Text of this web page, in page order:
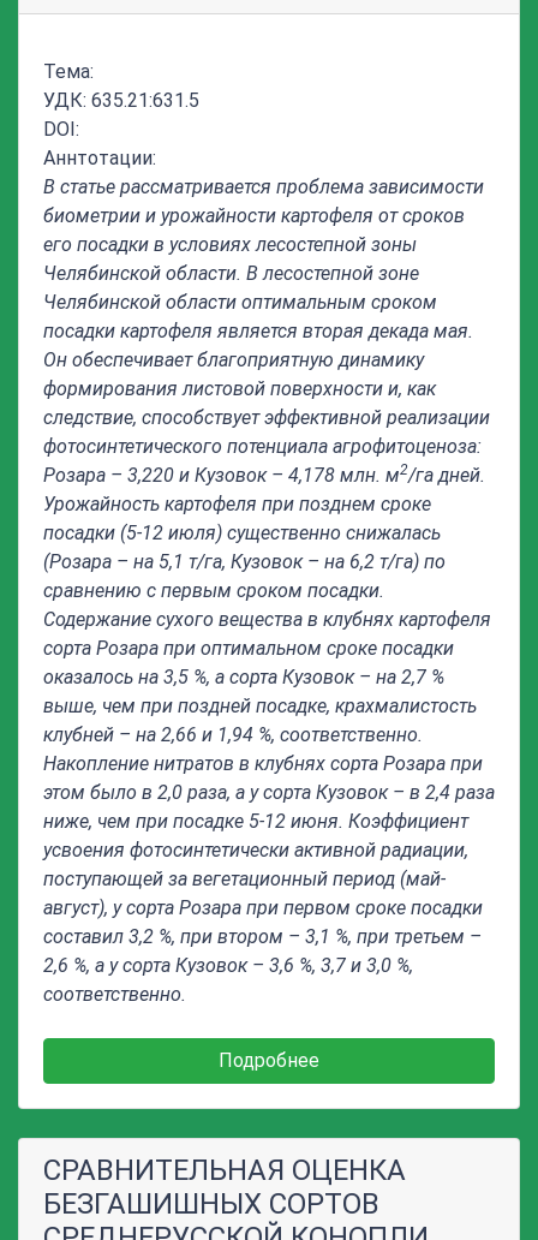
Тема:
УДК: 635.21:631.5
DOI:
Аннтотации:
В статье рассматривается проблема зависимости
биометрии и урожайности картофеля от сроков
его посадки в условиях лесостепной зоны
Челябинской области. В лесостепной зоне
Челябинской области оптимальным сроком
посадки картофеля является вторая декада мая.
Он обеспечивает благоприятную динамику
формирования листовой поверхности и, как
следствие, способствует эффективной реализации
фотосинтетического потенциала агрофитоценоза:
Розара – 3,220 и Кузовок – 4,178 млн. м2/га дней.
Урожайность картофеля при позднем сроке
посадки (5-12 июля) существенно снижалась
(Розара – на 5,1 т/га, Кузовок – на 6,2 т/га) по
сравнению с первым сроком посадки.
Содержание сухого вещества в клубнях картофеля
сорта Розара при оптимальном сроке посадки
оказалось на 3,5 %, а сорта Кузовок – на 2,7 %
выше, чем при поздней посадке, крахмалистость
клубней – на 2,66 и 1,94 %, соответственно.
Накопление нитратов в клубнях сорта Розара при
этом было в 2,0 раза, а у сорта Кузовок – в 2,4 раза
ниже, чем при посадке 5-12 июня. Коэффициент
усвоения фотосинтетически активной радиации,
поступающей за вегетационный период (май-
август), у сорта Розара при первом сроке посадки
составил 3,2 %, при втором – 3,1 %, при третьем –
2,6 %, а у сорта Кузовок – 3,6 %, 3,7 и 3,0 %,
соответственно.
Подробнее
СРАВНИТЕЛЬНАЯ ОЦЕНКА
БЕЗГАШИШНЫХ СОРТОВ